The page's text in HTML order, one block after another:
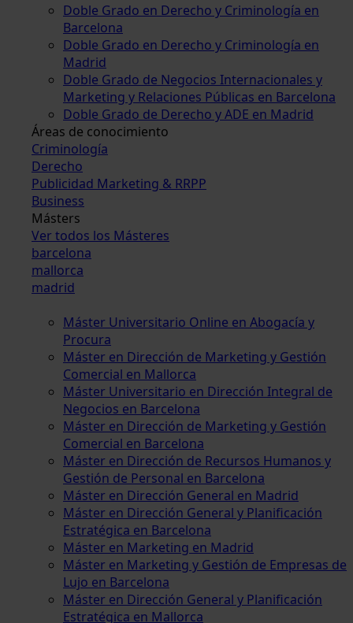
Doble Grado en Derecho y Criminología en
Barcelona
Doble Grado en Derecho y Criminología en
Madrid
Doble Grado de Negocios Internacionales y
Marketing y Relaciones Públicas en Barcelona
Doble Grado de Derecho y ADE en Madrid
Áreas de conocimiento
Criminología
Derecho
Publicidad Marketing & RRPP
Business
Másters
Ver todos los Másteres
barcelona
mallorca
madrid
Máster Universitario Online en Abogacía y
Procura
Máster en Dirección de Marketing y Gestión
Comercial en Mallorca
Máster Universitario en Dirección Integral de
Negocios en Barcelona
Máster en Dirección de Marketing y Gestión
Comercial en Barcelona
Máster en Dirección de Recursos Humanos y
Gestión de Personal en Barcelona
Máster en Dirección General en Madrid
Máster en Dirección General y Planificación
Estratégica en Barcelona
Máster en Marketing en Madrid
Máster en Marketing y Gestión de Empresas de
Lujo en Barcelona
Máster en Dirección General y Planificación
Estratégica en Mallorca